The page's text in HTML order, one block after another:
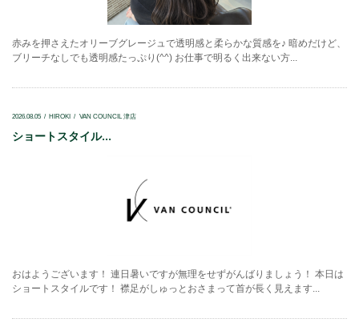
赤みを押さえたオリーブグレージュで透明感と柔らかな質感を♪ 暗めだけど、
ブリーチなしでも透明感たっぷり(^^) お仕事で明るく出来ない方...
2026.08.05 HIROKI VAN COUNCIL 津店
ショートスタイル...
おはようございます！ 連日暑いですが無理をせずがんばりましょう！ 本日は
ショートスタイルです！ 襟足がしゅっとおさまって首が長く見えます...